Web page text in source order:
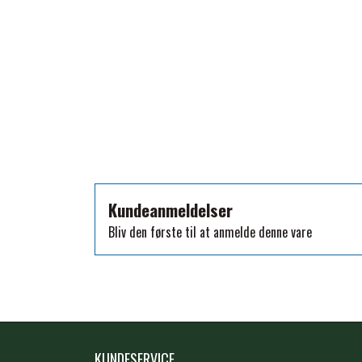
Kundeanmeldelser
Bliv den første til at anmelde denne vare